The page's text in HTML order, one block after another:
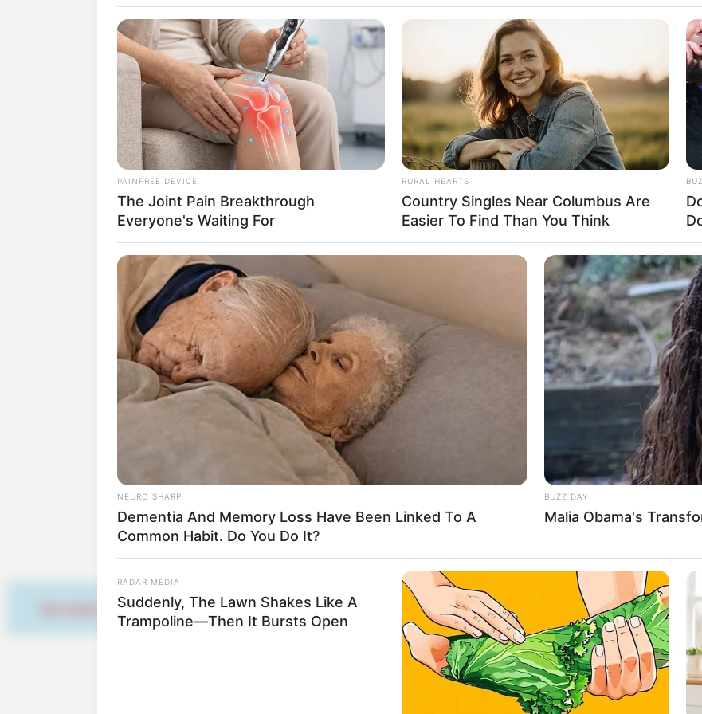
Leuchtenburg
Königin des Saaletales - weit sichtbare Burg auf einem 240 Meter hohen
Hotels in der Nähe der Jagdschlösser in Hummelshain bei Kahla:
Hotels in Kahla
Hotels in Kahla an der Saale auf Hotel.de suchen und online buchen.
Ausflugsziele, Sehenswürdigkeiten, Freizeitangebote
und Museen im
Pößneck):
Umkreissuche Tourismus Kahla und Pößneck
Museen in und um Kahla und Pößneck
Kinderausflugsziele für Kahla und Pößneck
Kindergeburtstag feiern
Schlösser und Burgen in und um Kahla und Pößneck
Tagesausflugsziele für Kahla und Pößneck
Bademöglichkeiten
Wandern
Kinoprogramm
Aussichtstürme
Kletterparks
Fremdenverkehrsamt und Tourist Information Pößneck
Hotel Kahlahierbuchen
PAINFREE DEVICE
The Joint Pain Breakthrough
Everyone's Waiting For
RURAL HEARTS
Country Singles Near Columbus Are
Easier To Find Than You Think
NEURO SHARP
Dementia And Memory Loss Have Been Linked To A
Common Habit. Do You Do It?
BUZZ DAY
Malia Obama's
RADAR MEDIA
Suddenly, The Lawn Shakes Like A
Trampoline—Then It Bursts Open
BUZZ DAY
The Equine Woman You've Never Seen Before
HABERION
Opulence In Grief:
HABERION
Orange Is The New Black: The Five
Best Scenes
17 Actors You Didn't Know Were Gay—
No. 7 Will Blow Your Mind
TAYLOR SHUMAN
Most Seniors Never Claim These Free Benefits
INSTANTHUB
You’ve Never Seen